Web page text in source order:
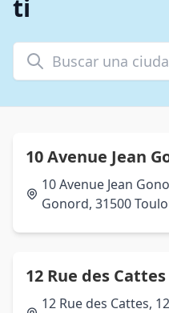
ti
Buscar una ciudad
10 Avenue Jean
10 Avenue Jean
Gonord, 31500
12 Rue des Cattes
12 Rue des Cattes,